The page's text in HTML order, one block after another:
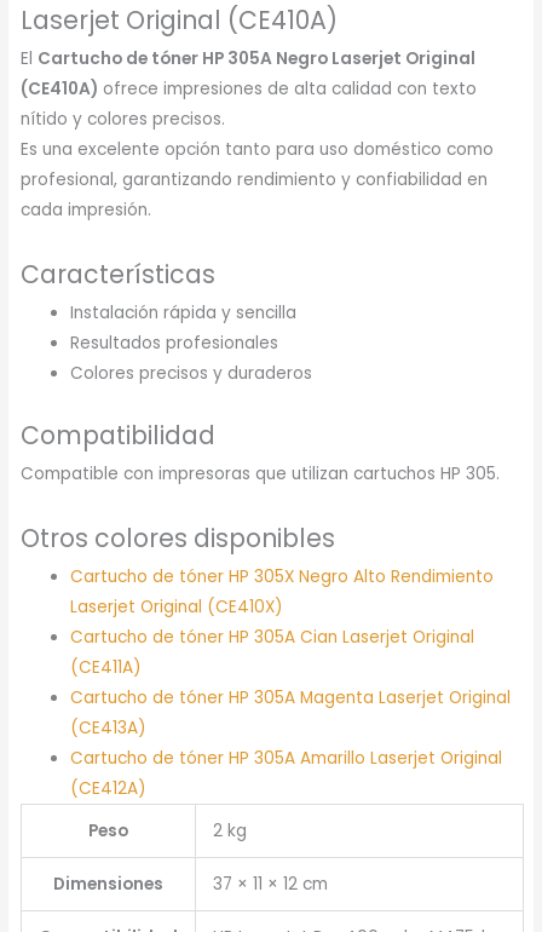
Laserjet Original (CE410A)
El Cartucho de tóner HP 305A Negro Laserjet Original
(CE410A) ofrece impresiones de alta calidad con texto
nítido y colores precisos.
Es una excelente opción tanto para uso doméstico como
profesional, garantizando rendimiento y confiabilidad en
cada impresión.
Características
Instalación rápida y sencilla
Resultados profesionales
Colores precisos y duraderos
Compatibilidad
Compatible con impresoras que utilizan cartuchos HP 305.
Otros colores disponibles
Cartucho de tóner HP 305X Negro Alto Rendimiento
Laserjet Original (CE410X)
Cartucho de tóner HP 305A Cian Laserjet Original
(CE411A)
Cartucho de tóner HP 305A Magenta Laserjet Original
(CE413A)
Cartucho de tóner HP 305A Amarillo Laserjet Original
(CE412A)
Peso
2 kg
Dimensiones 37 × 11 × 12 cm